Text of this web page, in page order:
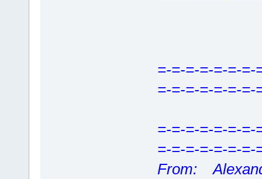
=-=-=-=-=-=-=-
=-=-=-=-=-=-=-
=-=-=-=-=-=-=-
=-=-=-=-=-=-=-
From: